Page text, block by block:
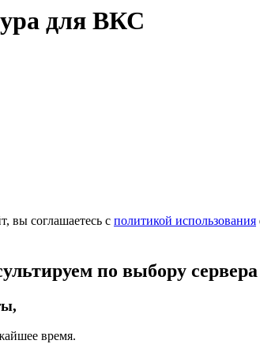
для ВКС
вы соглашаетесь с политикой использования
по выбору
время.